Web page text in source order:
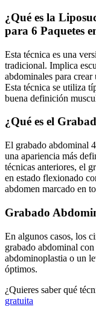
¿Qué es la
para 6 Paquetes
Esta técnica es una
tradicional. Implica
abdominales para
Esta técnica se utiliza
buena definición
¿Qué es el
El grabado abdominal
una apariencia más
técnicas anteriores, el
en estado flexionado
abdomen marcado en
Grabado
En algunos casos, los
grabado abdominal
abdominoplastia o un
óptimos.
¿Quieres saber qué
gratuita